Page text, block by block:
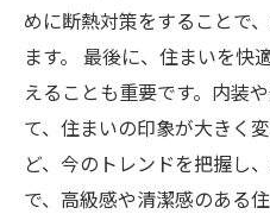
めに断熱対策をすることで
ます。 最後に、住まいを快
えることも重要です。内装
て、住まいの印象が大きく
ど、今のトレンドを把握し
で、高級感や清潔感のある